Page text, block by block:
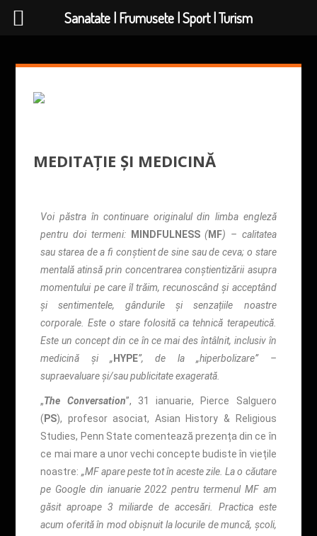
MEDITAȚIE ȘI MEDICINĂ
Voi păstra în continuare originalul din limba engleză
pentru doi termeni:
MINDFULNESS (MF) – calitatea
sau starea de a fi conștient de sine sau de ceva; o stare
mentală atinsă prin concentrarea conștientizării asupra
momentului pe care îl trăim, recunoscând și acceptând
și sentimentele, gândurile și senzațiile noastre
corporale. Este o stare folosită ca tehnică terapeutică.
Este un concept din ce în ce mai des întâlnit, inclusiv în
medicină și „ HYPE”, de la „hiperbolizare” –
supraevaluare și/sau publicitate exagerată.
„The Conversation”, 31 ianuarie, Pierce Salguero
( PS), profesor asociat, Asian History & Religious
Studies, Penn State comentează prezența din ce în
ce mai mare a unor vechi concepte budiste în viețile
noastre: „MF apare peste tot în aceste zile. La o căutare
pe Google din ianuarie 2022 pentru termenul MF am
găsit aproape 3 miliarde de accesări. Practica este
acum oferită în mod obișnuit la locurile de muncă, școli,
Sanatate | Frumusete | Sport | Turism